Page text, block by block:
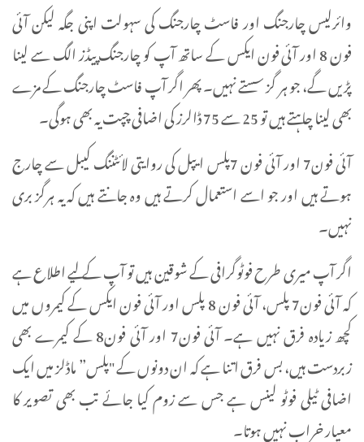
وائرلیس چارجنگ اور فاسٹ چارجنگ کی سہولت اپنی جگہ لیکن آئی
فون 8 اور آئی فون ایکس کے ساتھ آپ کو چارجنگ پیڈز الگ سے لینا
پڑیں گے، جو ہر گز سستے نہیں۔ پھر اگر آپ فاسٹ چارجنگ کے مزے
بھی لینا چاہتے ہیں تو 25 سے 75 ڈالرز کی اضافی چپت یہ بھی ہوگی۔
آئی فون7 اور آئی فون 7پلس ایپل کی روایتی لائٹننگ کیبل سے چارج
ہوتے ہیں اور جو اسے استعمال کرتے ہیں وہ جانتے ہیں کہ یہ ہرگز بری
نہیں۔
اگر آپ میری طرح فوٹوگرافی کے شوقین ہیں تو آپ کے لیے اطلاع ہے
کہ آئی فون7 پلس، آئی فون 8 پلس اور آئی فون ایکس کے کیمروں میں
کچھ زیادہ فرق نہیں ہے۔ آئی فون7 اور آئی فون8 کے کیمرے بھی
زبردست ہیں، بس فرق اتنا ہے کہ ان دونوں کے "پلس” ماڈلز میں ایک
اضافی ٹیلی فوٹو لینس ہے جس سے زوم کیا جائے تب بھی تصویر کا
معیار خراب نہیں ہوتا۔